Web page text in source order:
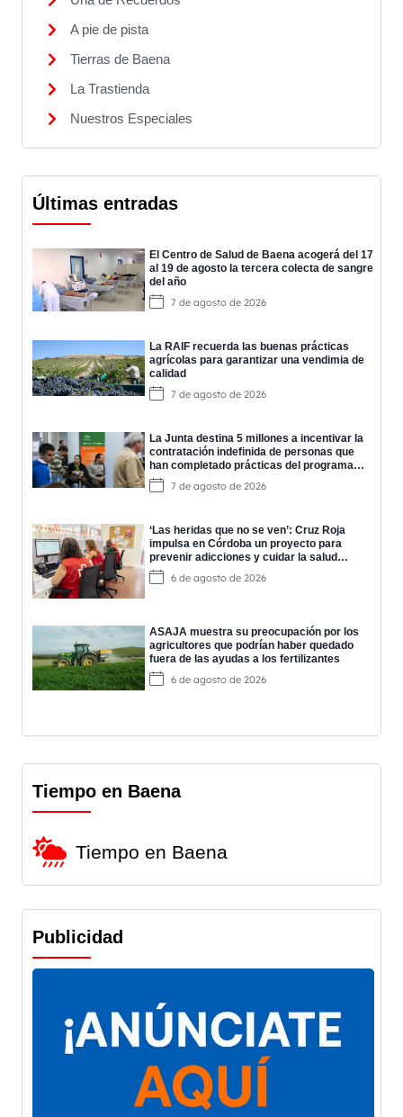
A pie de pista
Tierras de Baena
La Trastienda
Nuestros Especiales
Últimas entradas
El Centro de Salud de Baena acogerá del 17
al 19 de agosto la tercera colecta de sangre
del año
7 de agosto de 2026
La RAIF recuerda las buenas prácticas
agrícolas para garantizar una vendimia de
calidad
7 de agosto de 2026
La Junta destina 5 millones a incentivar la
contratación indefinida de personas que
han completado prácticas del programa
EPES
7 de agosto de 2026
‘Las heridas que no se ven’: Cruz Roja
impulsa en Córdoba un proyecto para
prevenir adicciones y cuidar la salud
mental
6 de agosto de 2026
ASAJA muestra su preocupación por los
agricultores que podrían haber quedado
fuera de las ayudas a los fertilizantes
6 de agosto de 2026
Tiempo en Baena
Tiempo en Baena
Publicidad